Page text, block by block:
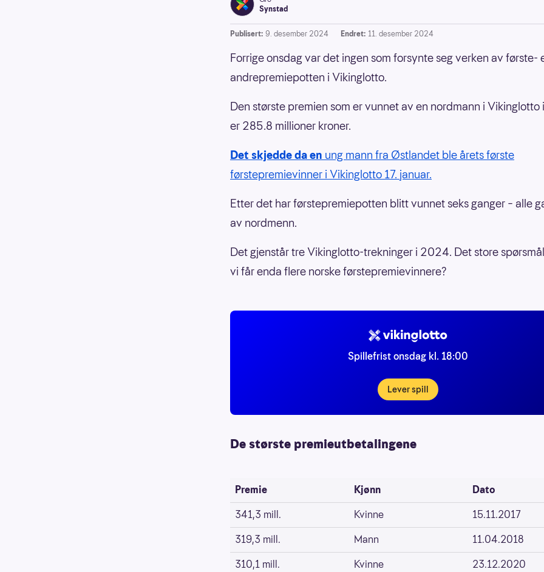
Synstad
Publisert: 9. desember 2024 Endret: 11. desember 2024
Forrige onsdag var det ingen som forsynte seg verken av første-
andrepremiepotten i Vikinglotto.
Den største premien som er vunnet av en nordmann i
er 285.8 millioner kroner.
Det skjedde da en ung mann fra Østlandet ble årets første
førstepremievinner i Vikinglotto 17. januar.
Etter det har førstepremiepotten blitt vunnet seks ganger – alle
av nordmenn.
Det gjenstår tre Vikinglotto-trekninger i 2024. Det store
vi får enda flere norske førstepremievinnere?
Spillefrist onsdag kl. 18:00
Lever spill
De største premieutbetalingene
Premie Kjønn
Dato
341,3 mill.
Kvinne
15.11.2017
319,3 mill.
Mann
11.04.2018
310,1 mill.
Kvinne
23.12.2020